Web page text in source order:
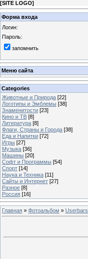
[SITE LOGO]
Форма входа
Логин:
Пароль:
запомнить
Меню сайта
Categories
Животные и Природа [22]
Логотипы и Эмблемы [38]
Знаменитости [23]
Кино и ТВ [8]
Литература [8]
Флаги, Страны и Города [38]
Еда и Напитки [72]
Игры [27]
Музыка [36]
Машины [20]
Софт и Программы [54]
Спорт [14]
Наука и Техника [11]
Сайты и Интернет [27]
Разное [8]
Россия [16]
Главная » Фотоальбом » Userbars